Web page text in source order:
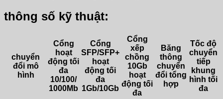
thông số kỹ thuật:
chuyển
đổi mô
hình
Cổng
hoạt
động tối
đa
10/100/
1000Mb
Cổng
SFP/SFP+
hoạt
động tối
đa
1Gb/10Gb
Cổng
xếp
chồng
10Gb
hoạt
động tối
đa
Băng
thông
chuyển
đổi tổng
hợp
Tốc độ
chuyển
tiếp
khung
hình tối
đa